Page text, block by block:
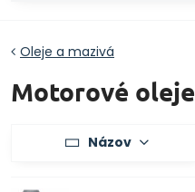
Oleje a mazivá
Motorové oleje
Názov